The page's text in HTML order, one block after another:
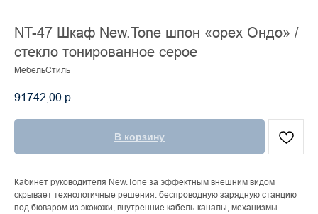
NT-47 Шкаф New.Tone шпон «орех Ондо» /
стекло тонированное серое
МебельСтиль
91742,00 р.
В корзину
Кабинет руководителя New.Tone за эффектным внешним видом
скрывает технологичные решения: беспроводную зарядную станцию
под бюваром из экокожи, внутренние кабель-каналы, механизмы